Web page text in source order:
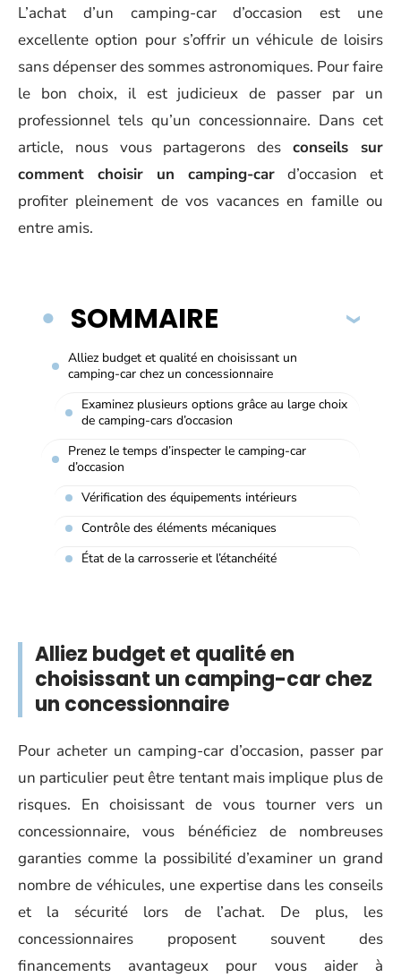
L’achat d’un camping-car d’occasion est une
excellente option pour s’offrir un véhicule de loisirs
sans dépenser des sommes astronomiques. Pour faire
le bon choix, il est judicieux de passer par un
professionnel tels qu’un concessionnaire. Dans cet
article, nous vous partagerons desconseils sur
comment choisir un camping-car d’occasion et
profiter pleinement de vos vacances en famille ou
entre amis.
SOMMAIRE
Alliez budget et qualité en choisissant un
camping-car chez un concessionnaire
Examinez plusieurs options grâce au large choix
de camping-cars d’occasion
Prenez le temps d’inspecter le camping-car
d’occasion
Vérification des équipements intérieurs
Contrôle des éléments mécaniques
État de la carrosserie et l’étanchéité
Alliez budget et qualité en
choisissant un camping-car chez
un concessionnaire
Pour acheter un camping-car d’occasion, passer par
un particulier peut être tentant mais implique plus de
risques. En choisissant de vous tourner vers un
concessionnaire, vous bénéficiez de nombreuses
garanties comme la possibilité d’examiner un grand
nombre de véhicules, une expertise dans les conseils
et la sécurité lors de l’achat. De plus, les
concessionnaires proposent souvent des
financements avantageux pour vous aider à